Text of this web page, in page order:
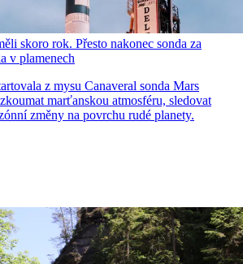
skoro rok. Přesto nakonec sonda za
v plamenech
z mysu Canaveral sonda Mars
marťanskou atmosféru, sledovat
změny na povrchu rudé planety.